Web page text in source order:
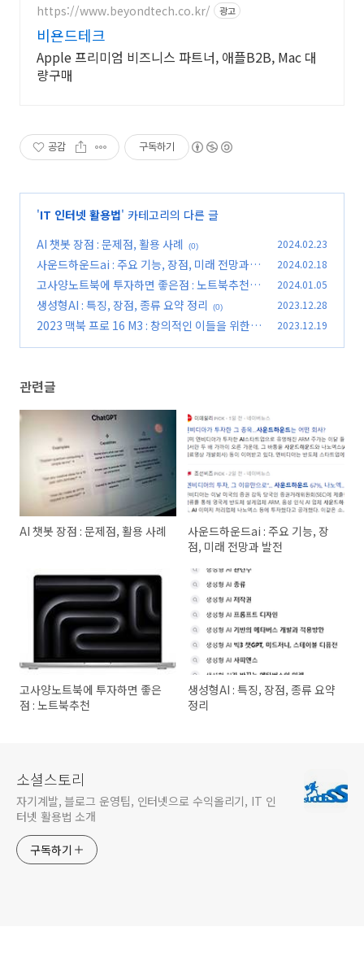
삽니다!매입해요/판매X
https://www.beyondtech.co.kr/ 광고
비욘드테크
Apple 프리미엄 비즈니스 파트너, 애플B2B, Mac 대
량구매
공감 구독하기
'IT 인터넷 활용법' 카테고리의 다른 글
AI 챗봇 장점 : 문제점, 활용 사례
(0) 2024.02.23
사운드하운드ai : 주요 기능, 장점, 미래 전망과 발
전
(0)
2024.02.18
고사양노트북에 투자하면 좋은점 : 노트북추천
(0)
2024.01.05
생성형AI : 특징, 장점, 종류 요약 정리 (0) 2023.12.28
2023 맥북 프로 16 M3 : 창의적인 이들을 위한
2023.12.19
관련글
AI 챗봇 장점 : 문제점, 활용 사례
사운드하운드ai : 주요 기능, 장
점, 미래 전망과 발전
고사양노트북에 투자하면 좋은
점 : 노트북추천
생성형AI : 특징, 장점, 종류 요약
정리
소셜스토리
자기계발, 블로그 운영팁, 인터넷으로 수익올리기, IT 인
터넷 활용법 소개
구독하기